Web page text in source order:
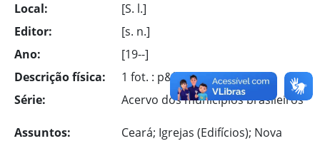
Local:
[S. l.]
Editor:
[s. n.]
Ano:
[19--]
Descrição física:
1 fot. : p&b
Série:
Acervo dos municípios brasileiros
Assuntos:
Ceará; Igrejas (Edifícios); Nova